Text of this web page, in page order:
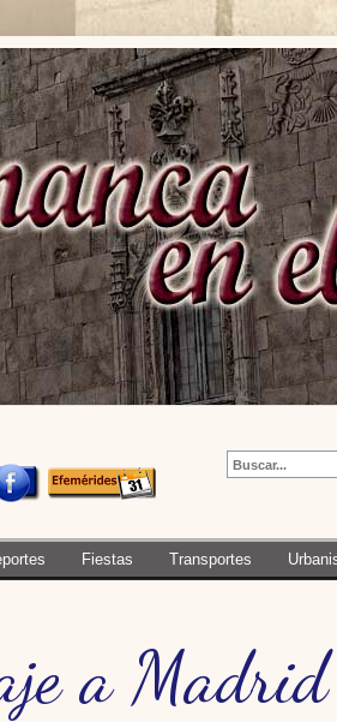
Fiestas Transportes
a Madrid